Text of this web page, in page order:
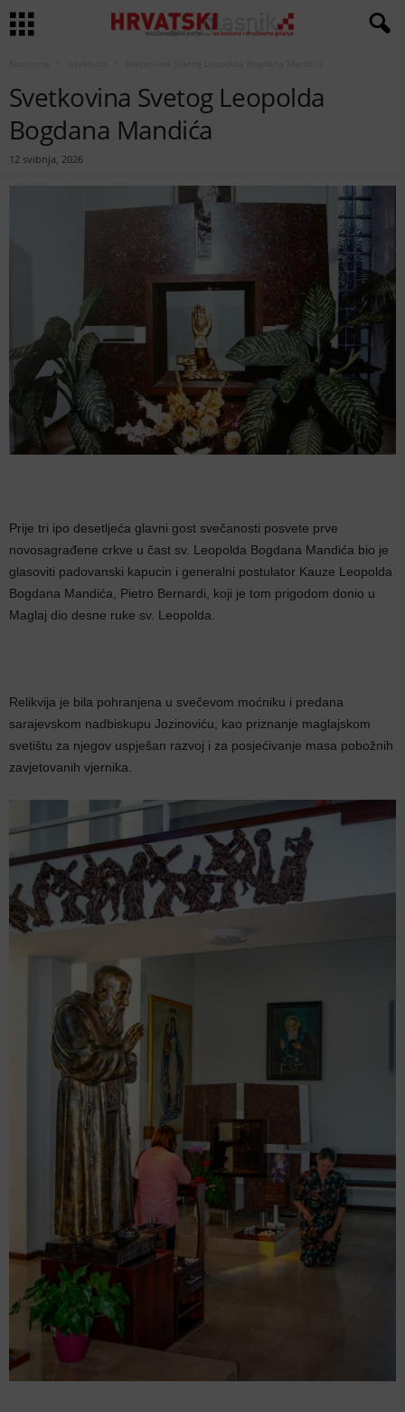
Svetkovina Svetog Leopolda
Bogdana Mandića
12 svibnja, 2026
Prije tri ipo desetljeća glavni gost svečanosti posvete prve
novosagrađene crkve u čast sv. Leopolda Bogdana Mandića bio je
glasoviti padovanski kapucin i generalni postulator Kauze Leopolda
Bogdana Mandića, Pietro Bernardi, koji je tom prigodom donio u
Maglaj dio desne ruke sv. Leopolda.
Relikvija je bila pohranjena u svečevom moćniku i predana
sarajevskom nadbiskupu Jozinoviću, kao priznanje maglajskom
svetištu za njegov uspješan razvoj i za posjećivanje masa pobožnih
zavjetovanih vjernika.